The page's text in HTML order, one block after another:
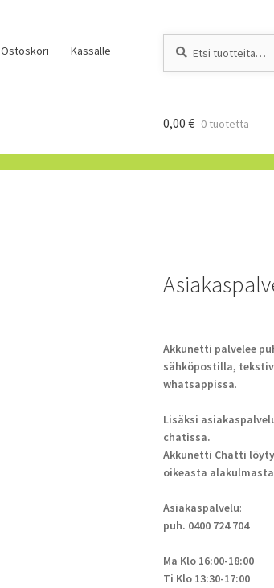
Ostoskori Kassalle
0,00 € 0 tuotetta
Akkunetti palvelee
sähköpostilla,
whatsappissa.
Lisäksi
chatissa.
Akkunetti Chatti
oikeasta
Asiakaspalvelu:
puh. 0400 724 704
Ma Klo 16:00-18:00
Ti Klo 13:30-17:00